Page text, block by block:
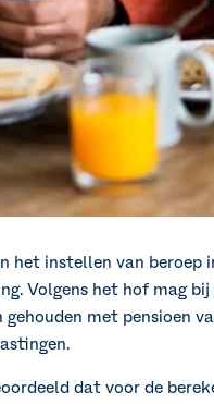
het instellen van beroep
Volgens het hof mag
met pensioen
dat voor de